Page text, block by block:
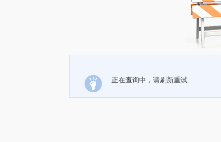
正在查询中，请刷新重试